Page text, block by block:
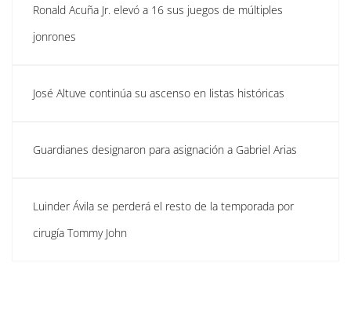
Ronald Acuña Jr. elevó a 16 sus juegos de múltiples
jonrones
José Altuve continúa su ascenso en listas históricas
Guardianes designaron para asignación a Gabriel Arias
Luinder Ávila se perderá el resto de la temporada por
cirugía Tommy John